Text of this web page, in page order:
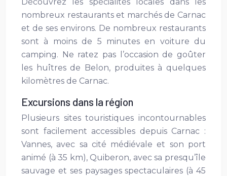
nombreux restaurants et marchés de Carnac
et de ses environs. De nombreux restaurants
sont à moins de 5 minutes en voiture du
camping. Ne ratez pas l’occasion de goûter
les huîtres de Belon, produites à quelques
kilomètres de Carnac.
Excursions dans la région
Plusieurs sites touristiques incontournables
sont facilement accessibles depuis Carnac :
Vannes, avec sa cité médiévale et son port
animé (à 35 km), Quiberon, avec sa presqu’île
sauvage et ses paysages spectaculaires (à 45